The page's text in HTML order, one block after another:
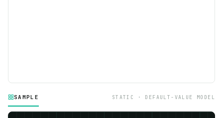
SAMPLE STATIC · DEFAULT-VALUE MODEL